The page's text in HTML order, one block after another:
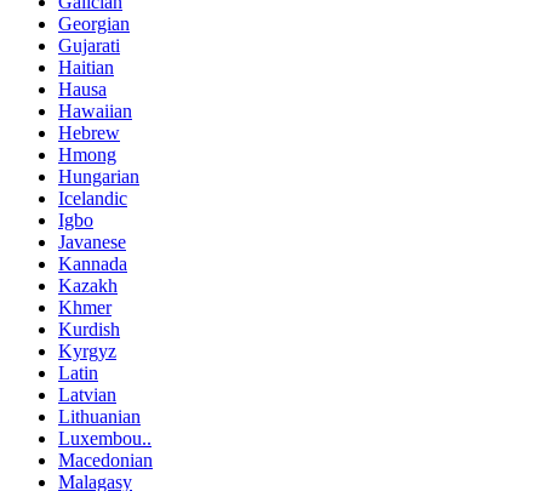
Georgian
Gujarati
Haitian
Hausa
Hawaiian
Hebrew
Hmong
Hungarian
Icelandic
Igbo
Javanese
Kannada
Kazakh
Khmer
Kurdish
Kyrgyz
Latin
Latvian
Lithuanian
Luxembou..
Macedonian
Malagasy